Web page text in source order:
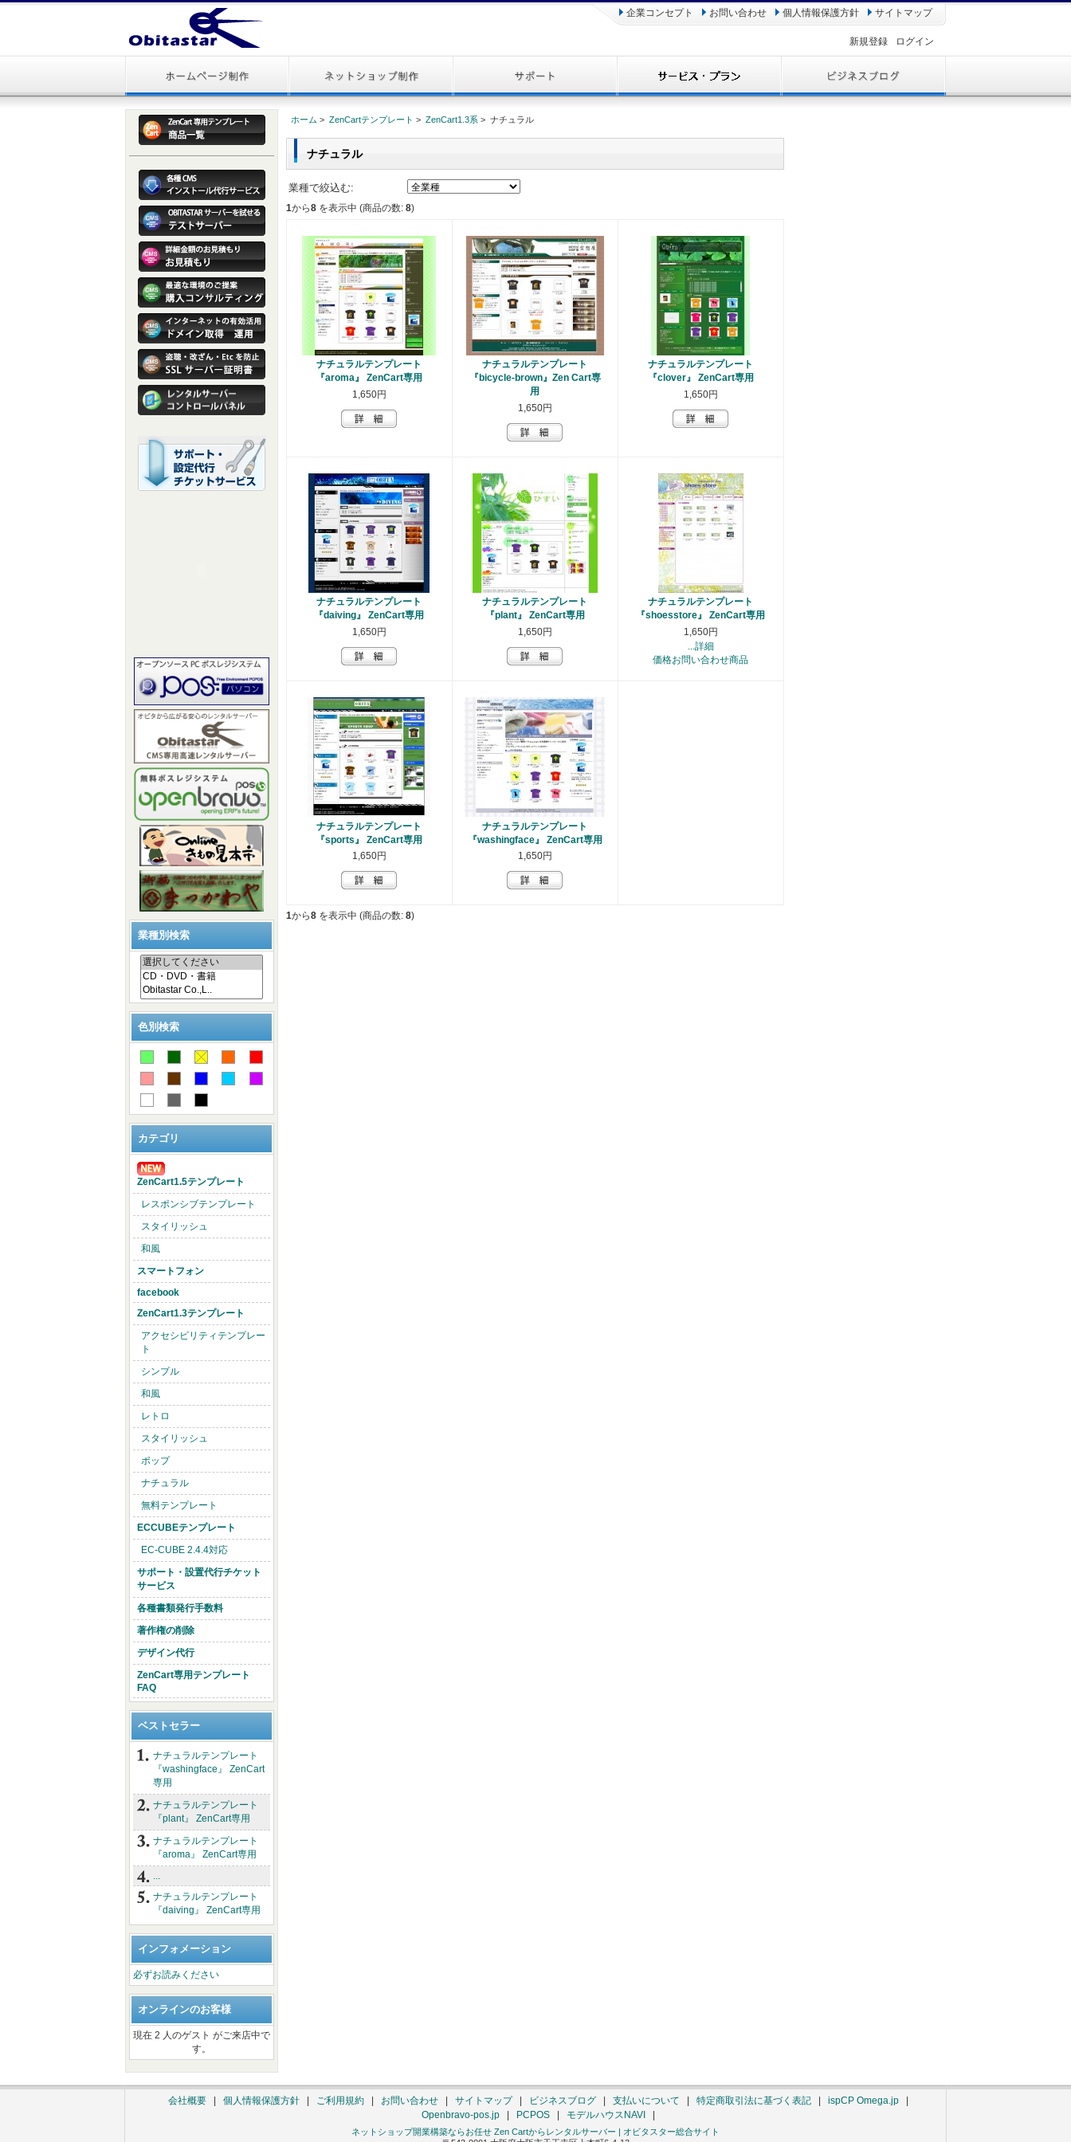
企業コンセプト お問い合わせ 個人情報保護方針 サイトマップ
新規登録 ログイン
業種別検索
色別検索
カテゴリ
ZenCart1.5テンプレート
レスポンシブテンプレート
スタイリッシュ
和風
スマートフォン
facebook
ZenCart1.3テンプレート
アクセシビリティテンプレー
ト
シンプル
和風
レトロ
スタイリッシュ
ポップ
ナチュラル
無料テンプレート
ECCUBEテンプレート
EC-CUBE 2.4.4対応
サポート・設置代行チケット
サービス
各種書類発行手数料
著作権の削除
デザイン代行
ZenCart専用テンプレート
FAQ
ベストセラー
ナチュラルテンプレート
『washingface』 ZenCart
専用
ナチュラルテンプレート
『plant』 ZenCart専用
ナチュラルテンプレート
『aroma』 ZenCart専用
...
ナチュラルテンプレート
『daiving』 ZenCart専用
インフォメーション
必ずお読みください
オンラインのお客様
現在 2 人のゲスト がご来店中で
す。
ホーム > ZenCartテンプレート > ZenCart1.3系 > ナチュラル
ナチュラル
業種で絞込む:
1から8 を表示中 (商品の数: 8)
ナチュラルテンプレート
『aroma』 ZenCart専用
1,650円
ナチュラルテンプレート
『bicycle-brown』Zen Cart専
用
1,650円
ナチュラルテンプレート
『clover』 ZenCart専用
1,650円
ナチュラルテンプレート
『daiving』 ZenCart専用
1,650円
ナチュラルテンプレート
『plant』 ZenCart専用
1,650円
ナチュラルテンプレート
『shoesstore』 ZenCart専用
1,650円
...詳細
価格お問い合わせ商品
ナチュラルテンプレート
『sports』 ZenCart専用
1,650円
ナチュラルテンプレート
『washingface』 ZenCart専用
1,650円
1から8 を表示中 (商品の数: 8)
会社概要 個人情報保護方針 ご利用規約 お問い合わせ サイトマップ ビジネスブログ 支払いについて 特定商取引法に基づく表記 ispCP Omega.jp
Openbravo-pos.jp
PCPOS モデルハウスNAVI
ネットショップ開業構築ならお任せ Zen Cartからレンタルサーバー | オビタスター総合サイト